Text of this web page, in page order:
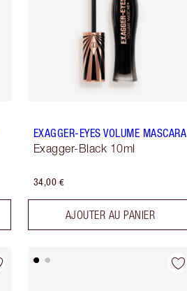
EXAGGER-EYES VOLUME MASCARA
Exagger-Black 10ml
34,00 €
AJOUTER AU PANIER